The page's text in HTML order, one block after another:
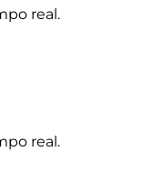
real.
real.